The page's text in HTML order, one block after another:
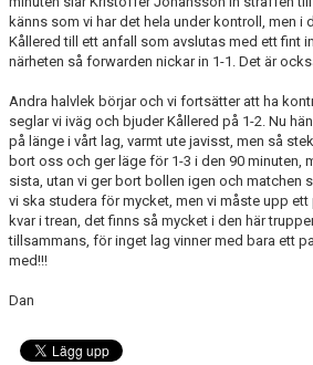
BORGÅS TANKAR
TABELL & RESULTAT
känns som vi har det hela under kontroll, men i
Kållered till ett anfall som avslutas med ett fint
närheten så forwarden nickar in 1-1. Det är
Andra halvlek börjar och vi fortsätter att ha
seglar vi iväg och bjuder Kållered på 1-2. Nu
på länge i vårt lag, varmt ute javisst, men så
bort oss och ger läge för 1-3 i den 90 minuten,
sista, utan vi ger bort bollen igen och matchen
vi ska studera för mycket, men vi måste upp
kvar i trean, det finns så mycket i den här
tillsammans, för inget lag vinner med bara ett
med!!!
Dan